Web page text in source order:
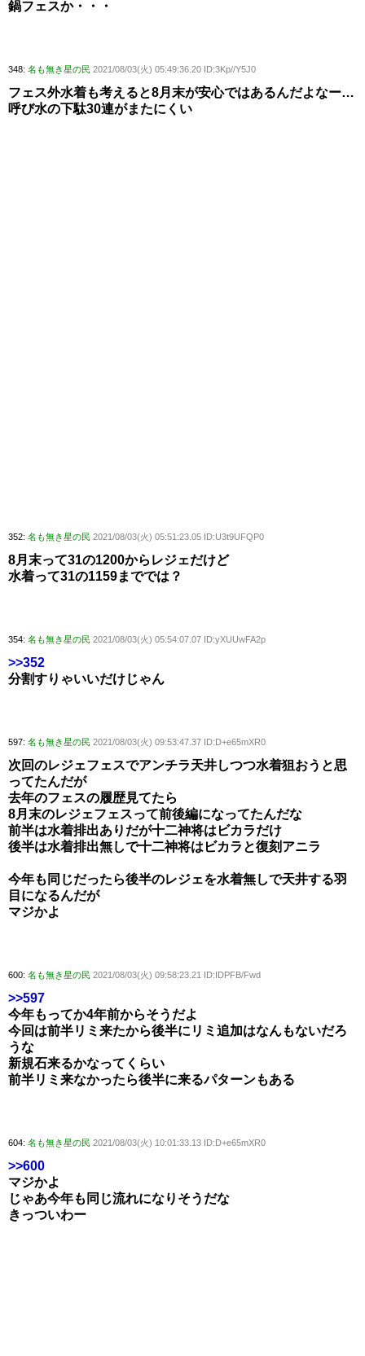
鍋フェスか・・・
348: 名も無き星の民 2021/08/03(火) 05:49:36.20 ID:3Kp//Y5J0
フェス外水着も考えると8月末が安心ではあるんだよなー…
呼び水の下駄30連がまたにくい
352: 名も無き星の民 2021/08/03(火) 05:51:23.05 ID:U3t9UFQP0
8月末って31の1200からレジェだけど
水着って31の1159まででは？
354: 名も無き星の民 2021/08/03(火) 05:54:07.07 ID:yXUUwFA2p
>>352
分割すりゃいいだけじゃん
597: 名も無き星の民 2021/08/03(火) 09:53:47.37 ID:D+e65mXR0
次回のレジェフェスでアンチラ天井しつつ水着狙おうと思
ってたんだが
去年のフェスの履歴見てたら
8月末のレジェフェスって前後編になってたんだな
前半は水着排出ありだが十二神将はビカラだけ
後半は水着排出無しで十二神将はビカラと復刻アニラ
今年も同じだったら後半のレジェを水着無しで天井する羽
目になるんだが
マジかよ
600: 名も無き星の民 2021/08/03(火) 09:58:23.21 ID:IDPFB/Fwd
>>597
今年もってか4年前からそうだよ
今回は前半リミ来たから後半にリミ追加はなんもないだろ
うな
新規石来るかなってくらい
前半リミ来なかったら後半に来るパターンもある
604: 名も無き星の民 2021/08/03(火) 10:01:33.13 ID:D+e65mXR0
>>600
マジかよ
じゃあ今年も同じ流れになりそうだな
きっついわー